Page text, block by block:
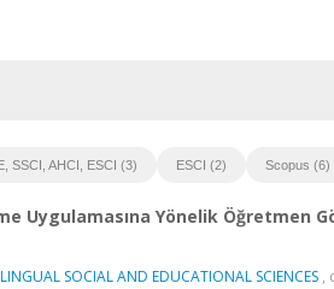
SSCI, AHCI, ESCI (3) ESCI (2) Scopus (6)
Uygulamasına Yönelik Öğretmen
SOCIAL AND EDUCATIONAL SCIENCES ,